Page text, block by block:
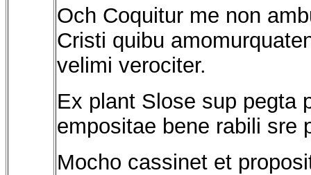
Och Coquitur me non
Cristi quibu
velimi verociter.
Ex plant Slose sup pegta
empositae bene rabili sre
Mocho cassinet et